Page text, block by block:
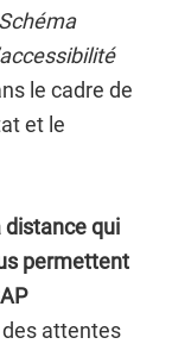
Schéma
le cadre de
et le
distance qui
permettent
attentes